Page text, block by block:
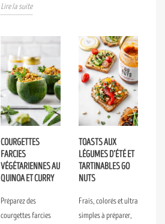
Lire la suite
COURGETTES
FARCIES
VÉGÉTARIENNES AU
QUINOA ET CURRY
Préparez des
courgettes farcies
TOASTS AUX
LÉGUMES D’ÉTÉ ET
TARTINABLES GO
NUTS
Frais, colorés et ultra
simples à préparer,